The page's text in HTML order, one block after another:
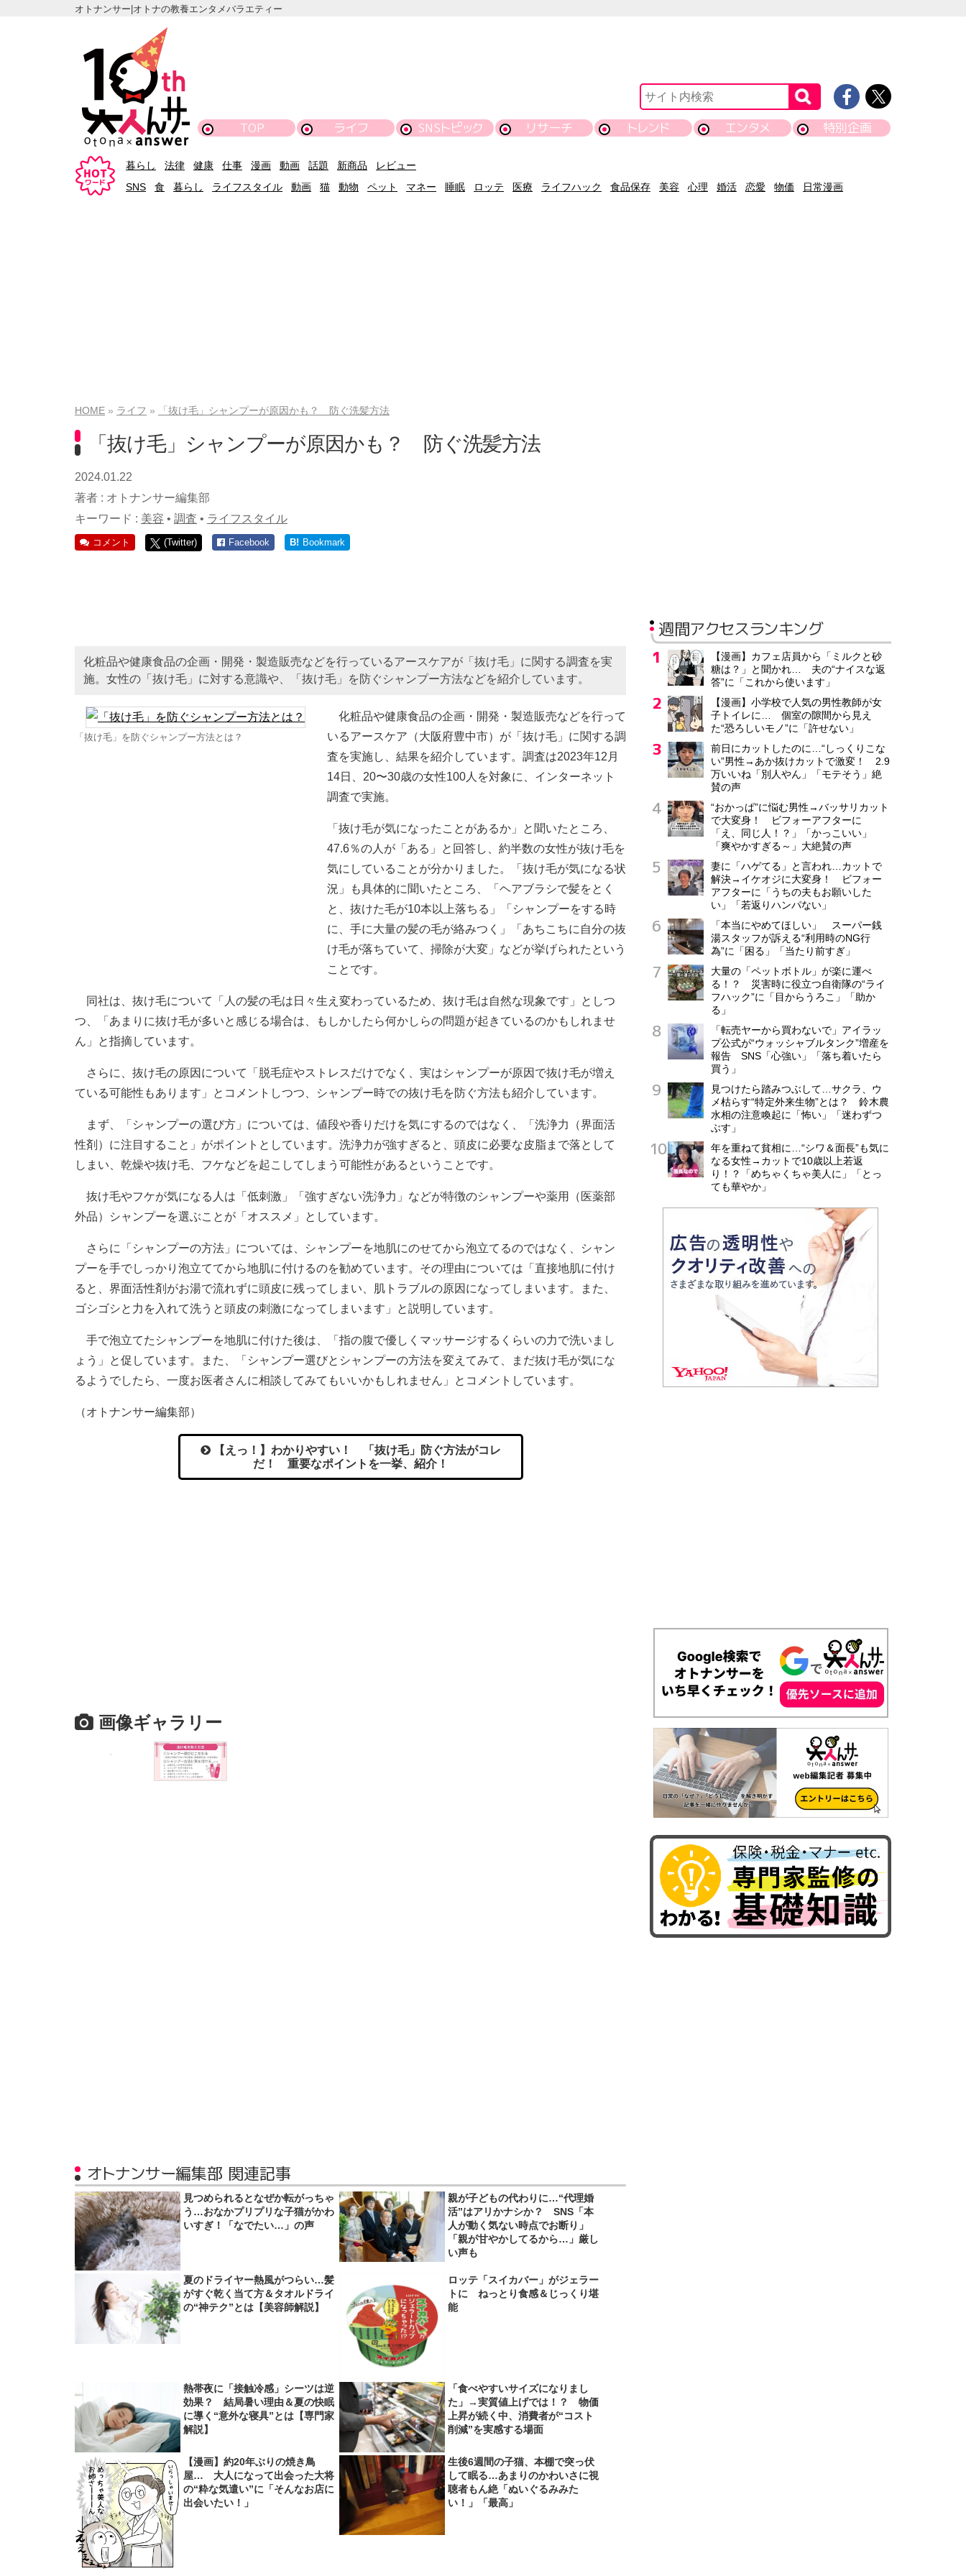
オトナンサー|オトナの教養エンタメバラエティー
TOP ライフ SNSトピック リサーチ トレンド エンタメ 特別企画
暮らし 法律 健康 仕事 漫画 動画 話題 新商品
レビュー
SNS
食 暮らし ライフスタイル 動画 猫 動物 ペット マネー 睡眠 ロッテ 医療 ライフハック 食品保存 美容 心理 婚活 恋愛 物価 日常漫画
HOME ライフ 「抜け毛」シャンプーが原因かも？ 防ぐ洗髪方法
「抜け毛」シャンプーが原因かも？ 防ぐ洗髪方法
2024.01.22
著者 : オトナンサー編集部
キーワード : 美容 • 調査 • ライフスタイル
コメント (Twitter) Facebook B! Bookmark
化粧品や健康食品の企画・開発・製造販売などを行っているアースケアが「抜け毛」に関する調査を実
施。女性の「抜け毛」に対する意識や、「抜け毛」を防ぐシャンプー方法などを紹介しています。
「抜け毛」を防ぐシャンプー方法とは？
化粧品や健康食品の企画・開発・製造販売などを行って
いるアースケア（大阪府豊中市）が「抜け毛」に関する調
査を実施し、結果を紹介しています。調査は2023年12月
14日、20〜30歳の女性100人を対象に、インターネット
調査で実施。
「抜け毛が気になったことがあるか」と聞いたところ、
47.6％の人が「ある」と回答し、約半数の女性が抜け毛を
気にしていることが分かりました。「抜け毛が気になる状
況」も具体的に聞いたところ、「ヘアブラシで髪をとく
と、抜けた毛が10本以上落ちる」「シャンプーをする時
に、手に大量の髪の毛が絡みつく」「あちこちに自分の抜
け毛が落ちていて、掃除が大変」などが挙げられたという
ことです。
同社は、抜け毛について「人の髪の毛は日々生え変わっているため、抜け毛は自然な現象です」としつ
つ、「あまりに抜け毛が多いと感じる場合は、もしかしたら何かしらの問題が起きているのかもしれませ
ん」と指摘しています。
さらに、抜け毛の原因について「脱毛症やストレスだけでなく、実はシャンプーが原因で抜け毛が増え
ている可能性もあります」とコメントしつつ、シャンプー時での抜け毛を防ぐ方法も紹介しています。
まず、「シャンプーの選び方」については、値段や香りだけを気にするのではなく、「洗浄力（界面活
性剤）に注目すること」がポイントとしています。洗浄力が強すぎると、頭皮に必要な皮脂まで落として
しまい、乾燥や抜け毛、フケなどを起こしてしまう可能性があるということです。
抜け毛やフケが気になる人は「低刺激」「強すぎない洗浄力」などが特徴のシャンプーや薬用（医薬部
外品）シャンプーを選ぶことが「オススメ」としています。
さらに「シャンプーの方法」については、シャンプーを地肌にのせてから泡立てるのではなく、シャン
プーを手でしっかり泡立ててから地肌に付けるのを勧めています。その理由については「直接地肌に付け
ると、界面活性剤がお湯で流れずに頭皮に残ってしまい、肌トラブルの原因になってしまいます。また、
ゴシゴシと力を入れて洗うと頭皮の刺激になってしまいます」と説明しています。
手で泡立てたシャンプーを地肌に付けた後は、「指の腹で優しくマッサージするくらいの力で洗いまし
ょう」と促しています。また、「シャンプー選びとシャンプーの方法を変えてみて、まだ抜け毛が気にな
るようでしたら、一度お医者さんに相談してみてもいいかもしれません」とコメントしています。
（オトナンサー編集部）
【えっ！】わかりやすい！ 「抜け毛」防ぐ方法がコレ
だ！ 重要なポイントを一挙、紹介！
画像ギャラリー
オトナンサー編集部 関連記事
見つめられるとなぜか転がっちゃ
う…おなかプリプリな子猫がかわ
いすぎ！「なでたい…」の声
親が子どもの代わりに…“代理婚
活”はアリかナシか？ SNS「本
人が動く気ない時点でお断り」
「親が甘やかしてるから…」厳し
い声も
夏のドライヤー熱風がつらい…髪
がすぐ乾く当て方＆タオルドライ
の“神テク”とは【美容師解説】
ロッテ「スイカバー」がジェラー
トに ねっとり食感＆じっくり堪
能
熱帯夜に「接触冷感」シーツは逆
効果？ 結局暑い理由＆夏の快眠
に導く“意外な寝具”とは【専門家
解説】
「食べやすいサイズになりまし
た」→実質値上げでは！？ 物価
上昇が続く中、消費者が“コスト
削減”を実感する場面
【漫画】約20年ぶりの焼き鳥
屋… 大人になって出会った大将
の“粋な気遣い”に「そんなお店に
出会いたい！」
生後6週間の子猫、本棚で突っ伏
して眠る…あまりのかわいさに視
聴者もん絶「ぬいぐるみみた
い！」「最高」
週間アクセスランキング
【漫画】カフェ店員から「ミルクと砂
糖は？」と聞かれ… 夫の“ナイスな返
答”に「これから使います」
【漫画】小学校で人気の男性教師が女
子トイレに… 個室の隙間から見え
た“恐ろしいモノ”に「許せない」
前日にカットしたのに…“しっくりこな
い”男性→あか抜けカットで激変！ 2.9
万いいね「別人やん」「モテそう」絶
賛の声
“おかっぱ”に悩む男性→バッサリカット
で大変身！ ビフォーアフターに
「え、同じ人！？」「かっこいい」
「爽やかすぎる～」大絶賛の声
妻に「ハゲてる」と言われ…カットで
解決→イケオジに大変身！ ビフォー
アフターに「うちの夫もお願いした
い」「若返りハンパない」
「本当にやめてほしい」 スーパー銭
湯スタッフが訴える“利用時のNG行
為”に「困る」「当たり前すぎ」
大量の「ペットボトル」が楽に運べ
る！？ 災害時に役立つ自衛隊の“ライ
フハック”に「目からうろこ」「助か
る」
「転売ヤーから買わないで」アイラッ
プ公式が“ウォッシャブルタンク”増産を
報告 SNS「心強い」「落ち着いたら
買う」
見つけたら踏みつぶして…サクラ、ウ
メ枯らす“特定外来生物”とは？ 鈴木農
水相の注意喚起に「怖い」「迷わずつ
ぶす」
年を重ねて貧相に…“シワ＆面長”も気に
なる女性→カットで10歳以上若返
り！？「めちゃくちゃ美人に」「とっ
ても華やか」